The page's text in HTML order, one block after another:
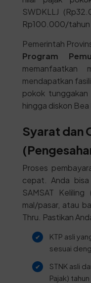
SWDKLLJ
Rp100.000/tahun
Pemerintah
Program
memanfaatkan
mendapatkan
pokok
hingga diskon Bea
Syarat dan
Proses
cepat. Anda bisa
SAMSAT
mal/pasar, atau
Thru. Pastikan
KTP asli
sesuai
STNK asli
Pajak) tahun